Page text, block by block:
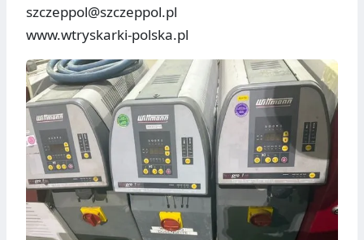
szczeppol@szczeppol.pl
www.wtryskarki-polska.pl